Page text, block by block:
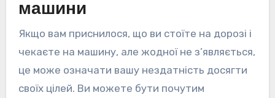
машини
Якщо вам приснилося, що ви стоїте на дорозі і
чекаєте на машину, але жодної не з’являється,
це може означати вашу нездатність досягти
своїх цілей. Ви можете бути почутим